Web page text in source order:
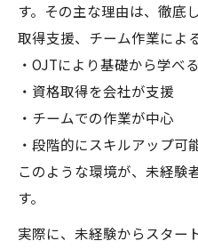
す。その主な理由は、徹底
取得支援、チーム作業によ
・OJTにより基礎から学べる
・資格取得を会社が支援
・チームでの作業が中心
・段階的にスキルアップ可
このような環境が、未経験
す。
実際に、未経験からスター